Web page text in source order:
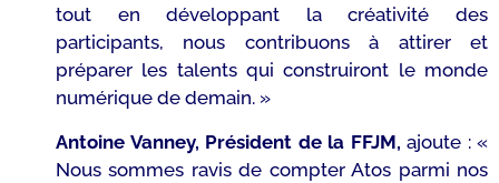
tout en développant la créativité des
participants, nous contribuons à attirer et
préparer les talents qui construiront le monde
numérique de demain. »
Antoine Vanney, Président de la FFJM, ajoute : «
Nous sommes ravis de compter Atos parmi nos